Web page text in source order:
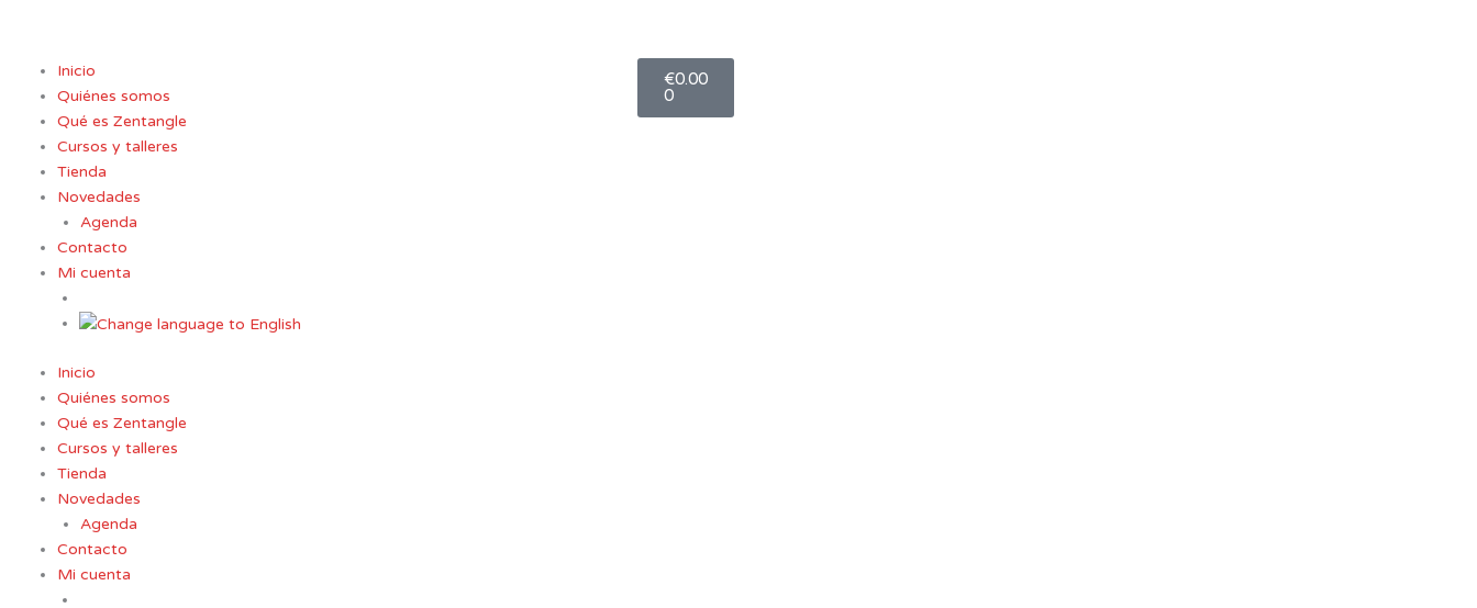
contenidoInicio
Quiénes somos
Qué es Zentangle
Cursos y talleres
Tienda
Novedades
Agenda
Contacto
Mi cuenta
Inicio
Quiénes somos
Qué es Zentangle
Cursos y talleres
Tienda
Novedades
Agenda
Contacto
Mi cuenta
€0.00
0
Carro